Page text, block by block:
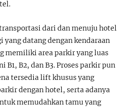
dari dan menuju hotel
yang datang dengan kendaraan
memiliki area parkir yang luas
B1, B2, dan B3. Proses parkir pun
tersedia lift khusus yang
dengan hotel, serta adanya
memudahkan tamu yang